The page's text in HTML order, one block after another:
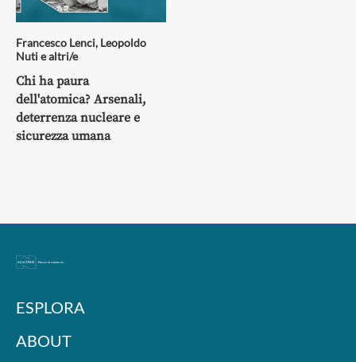
Francesco Lenci, Leopoldo
Nutie altri/e
Chi ha paura
dell'atomica? Arsenali,
deterrenza nucleare e
sicurezza umana
ESPLORA
ABOUT